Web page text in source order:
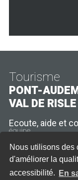
Nous utilisons des
d'améliorer la
accessibilité.
En
Tourisme
PONT-
VAL DE RISLE
Ecoute, aide et
équipe
11 rue Thiers
27500 Pont-Audemer
Tél. : 02 32 41 08 21